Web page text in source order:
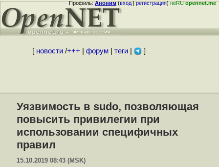
Профиль:Аноним(вход|регистрация)неRUopennet.me
[ новости/+++ форум| теги| ]
Уязвимость в sudo, позволяющая
повысить привилегии при
использовании специфичных
правил
15.10.2019 08:43 (MSK)